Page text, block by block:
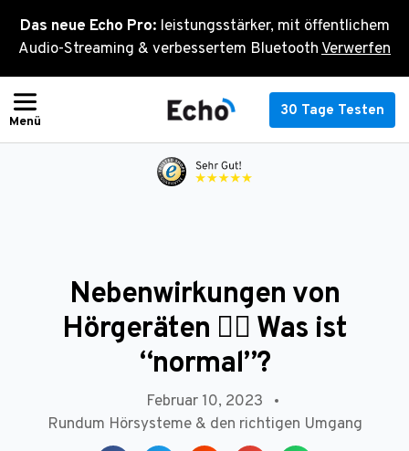
Das neue Echo Pro: leistungsstärker, mit öffentlichem
Audio-Streaming & verbessertem BluetoothVerwerfen
Inhalt
springen
30 Tage Testen
Nebenwirkungen von
Hörgeräten 😵‍💫 Was ist
“normal”?
Februar 10, 2023
Rundum Hörsysteme & den richtigen Umgang